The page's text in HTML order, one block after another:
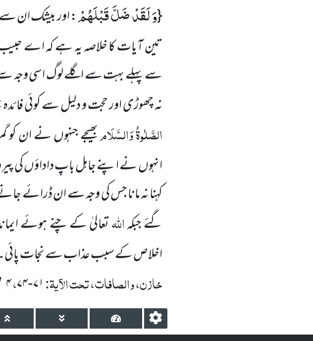
{وَ لَقَدْ ضَلَّ قَبْلَهُمْ: اور بیشک ان
تین آیات کا خلاصہ یہ ہے کہ اے
سے پہلے بہت سے اگلے لوگ اسی وجہ سے
نہ چھوڑی اور حجت و دلیل سے کوئی
الصَّلٰوۃُ وَالسَّلَامبھیجے جنہوں نے ان کو
انہوں نے اپنے جاہل باپ داداؤں کی
کہنا نہ مانا جس کی وجہ سے ان ڈرائے
گئے جبکہاللہتعالیٰ کے چنے ہوئے
اخلاص کے سبب عذاب سے نجات
خازن، والصافات، تحت الآیۃ:۷۱-۷۴،۴